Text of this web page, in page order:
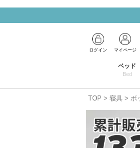
ログイン マイページ
ベッド
Bed
TOP 寝具 ボ